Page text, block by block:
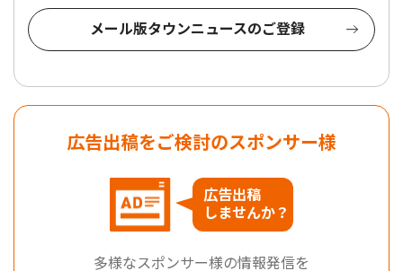
メール版タウンニュースのご登録
広告出稿をご検討のスポンサー様
広告出稿
しませんか？
多様なスポンサー様の情報発信を